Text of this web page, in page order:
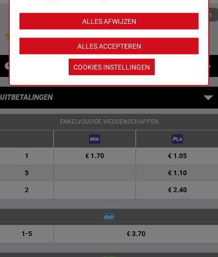
Quoteringen verversen
UITBETALINGEN
ENKELVOUDIGE WEDDENSCHAPPEN
1 € 1.70 € 1.05
5 € 1.10
2 € 2.40
1-5 € 3.70
ALLES ACCEPTEREN
ALLES AFWIJZEN
COOKIES INSTELLINGEN